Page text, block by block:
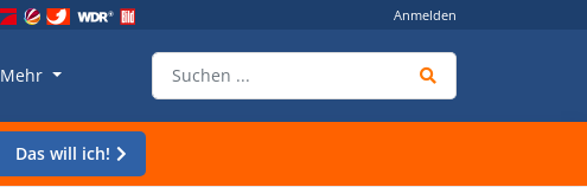
Anmelden
Mehr
Das will ich!